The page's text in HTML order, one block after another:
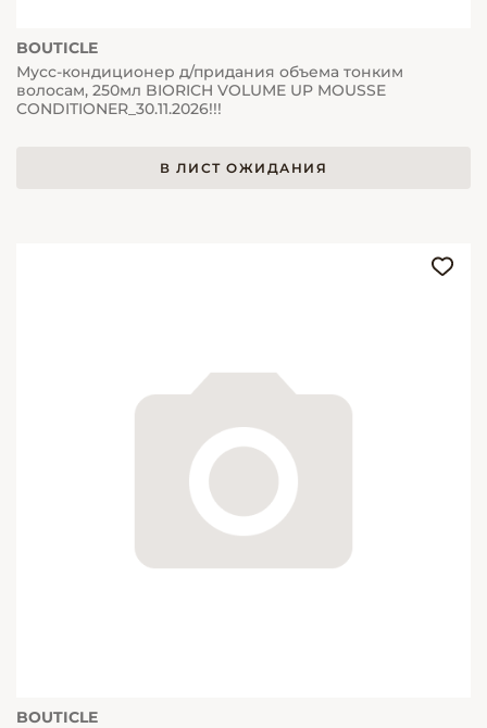
BOUTICLE
Мусс-кондиционер д/придания объема тонким
волосам, 250мл BIORICH VOLUME UP MOUSSE
CONDITIONER_30.11.2026!!!
В ЛИСТ ОЖИДАНИЯ
BOUTICLE